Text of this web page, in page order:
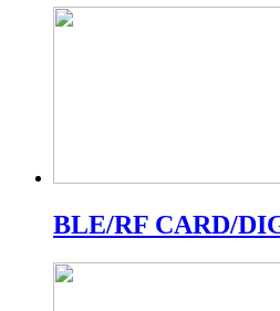
BLE/RF CARD/